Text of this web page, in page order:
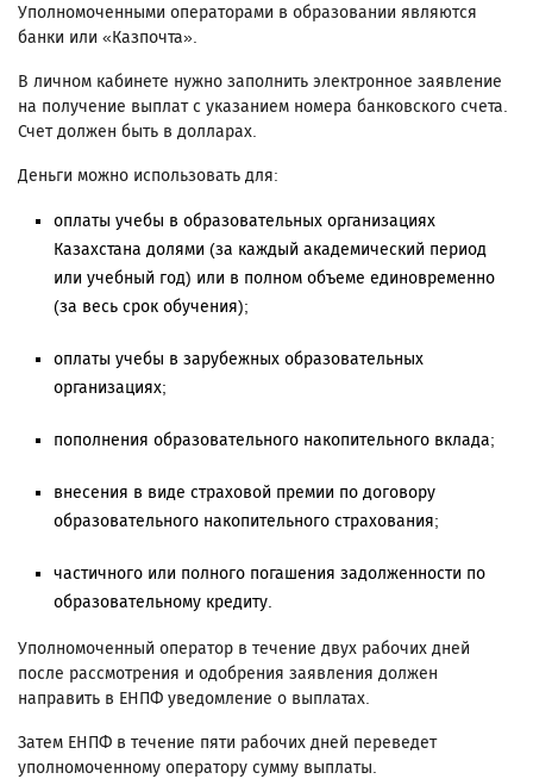
Уполномоченными операторами в образовании являются
банки или «Казпочта».
В личном кабинете нужно заполнить электронное заявление
на получение выплат с указанием номера банковского счета.
Счет должен быть в долларах.
Деньги можно использовать для:
оплаты учебы в образовательных организациях
Казахстана долями (за каждый академический период
или учебный год) или в полном объеме единовременно
(за весь срок обучения);
оплаты учебы в зарубежных образовательных
организациях;
пополнения образовательного накопительного вклада;
внесения в виде страховой премии по договору
образовательного накопительного страхования;
частичного или полного погашения задолженности по
образовательному кредиту.
Уполномоченный оператор в течение двух рабочих дней
после рассмотрения и одобрения заявления должен
направить в ЕНПФ уведомление о выплатах.
Затем ЕНПФ в течение пяти рабочих дней переведет
уполномоченному оператору сумму выплаты.